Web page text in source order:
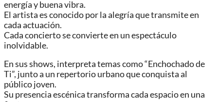
energía y buena vibra.
El artista es conocido por la alegría que transmite en
cada actuación.
Cada concierto se convierte en un espectáculo
inolvidable.
En sus shows, interpreta temas como “Enchochado de
Ti”, junto a un repertorio urbano que conquista al
público joven.
Su presencia escénica transforma cada espacio en una